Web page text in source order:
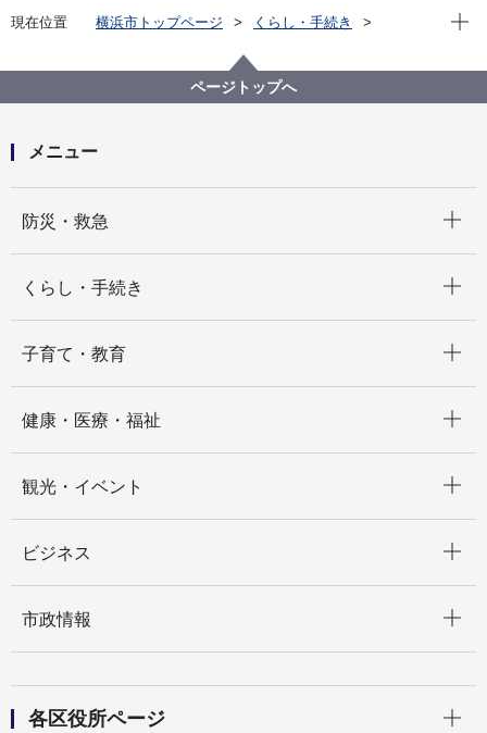
現在位置 横浜市トップページ
くらし・手続き
地区計画・建築協定等
各区の地区計画
旭区
C-043:旭上白根一丁目地区
現在
ページトップへ
メニュー
防災・救急
くらし・手続き
子育て・教育
健康・医療・福祉
観光・イベント
ビジネス
市政情報
各区役所ページ